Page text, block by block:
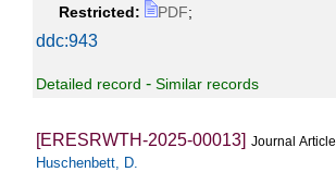
Restricted: PDF;
ddc:943
Detailed record - Similar records
[ERESRWTH-2025-00013] Journal Article
Huschenbett, D.